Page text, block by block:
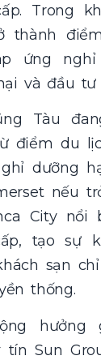
Trong
thành
ứng nghỉ
và đầu tư
Tàu
điểm du
dưỡng
nếu
City nổi
tạo sự
sạn
thống.
hưởng
tín Sun